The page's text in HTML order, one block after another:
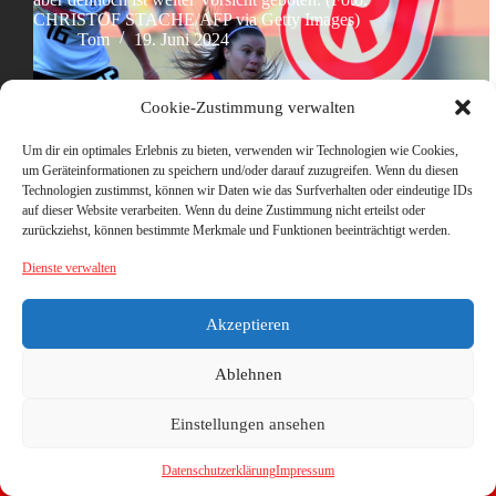
Cookie-Zustimmung verwalten
Um dir ein optimales Erlebnis zu bieten, verwenden wir Technologien wie Cookies,
um Geräteinformationen zu speichern und/oder darauf zuzugreifen. Wenn du diesen
Technologien zustimmst, können wir Daten wie das Surfverhalten oder eindeutige IDs
auf dieser Website verarbeiten. Wenn du deine Zustimmung nicht erteilst oder
zurückziehst, können bestimmte Merkmale und Funktionen beeinträchtigt werden.
Dienste verwalten
Akzeptieren
Ablehnen
Einstellungen ansehen
DatenschutzerklärungImpressum
CHRISTOF STACHE/AFP via Getty Images)
Tom
19. Juni 2024